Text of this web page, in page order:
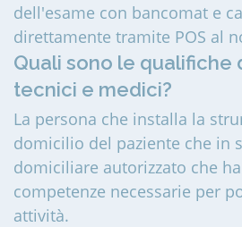
dell'esame con bancomat e
direttamente tramite POS al
Quali sono le qualifiche
tecnici e medici?
La persona che installa la
domicilio del paziente che in
domiciliare autorizzato che
competenze necessarie per
attività.